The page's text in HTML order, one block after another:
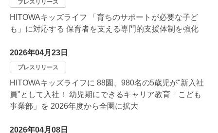
プレスリリース
HITOWAキッズライフ 「育ちのサポートが必要な子ど
も」に対応する 保育者を支える専門的支援体制を強化
2026年04月23日
プレスリリース
HITOWAキッズライフに 88園、980名の5歳児が"新入社
員"として入社！ 幼児期にできるキャリア教育「こども
事業部」を 2026年度から全園に拡大
2026年04月08日